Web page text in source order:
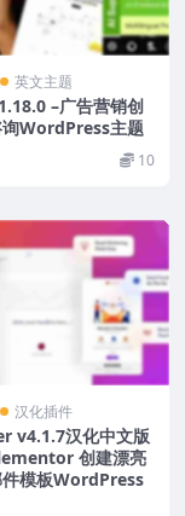
英文主题
–广告营销创
WordPress主题
10
汉化插件
v4.1.7汉化中文版
创建漂亮
件模板WordPress